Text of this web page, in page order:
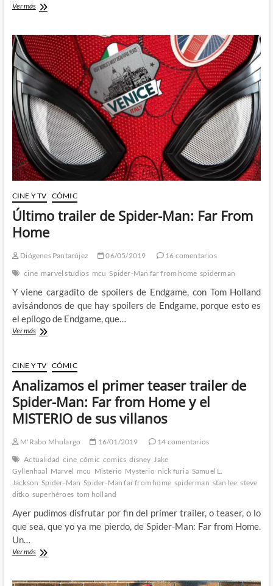
Ver másMisterio
(I):
Aquella
maravillosa
pecera
de
Steve
Ditko
CINE Y TV CÓMIC
Último trailer de Spider-Man: Far From
Home
Diógenes Pantarújez 06/05/2019
16 comentarios
cine marvel studios mcu Spider-Man far from home spiderman
Y viene cargadito de spoilers de Endgame, con Tom Holland
avisándonos de que hay spoilers de Endgame, porque esto es
el epílogo de Endgame, que…
Ver másÚltimo
Spider-
Man:
Far
From
Home
CINE Y TV CÓMIC
Analizamos el primer teaser trailer de
Spider-Man: Far from Home y el
MISTERIO de sus villanos
M'Rabo Mhulargo 16/01/2019
14 comentarios
Actualidad cine cómic comics disney Jake
Gyllenhaal Marvel mcu Misterio Mysterio nick furia Samuel L.
Jackson Spider-Man Spider-Man far from home spiderman stan lee steve
ditko superhéroes tom holland
Ayer pudimos disfrutar por fin del primer trailer, o teaser, o lo
que sea, que yo ya me pierdo, de Spider-Man: Far from Home.
Un…
Ver másAnalizamos
teaser